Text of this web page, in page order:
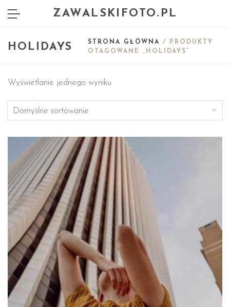
ZAWALSKIFOTO.PL
HOLIDAYS STRONA GŁÓWNA
/ PRODUKTY
OTAGOWANE „HOLIDAYS”
Wyświetlanie jednego wyniku